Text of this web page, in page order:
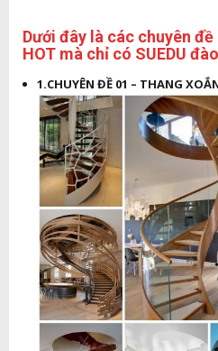
Dưới đây là các chuyên đề
HOT mà chỉ có SUEDU
1.CHUYÊN ĐỀ 01 – THANG